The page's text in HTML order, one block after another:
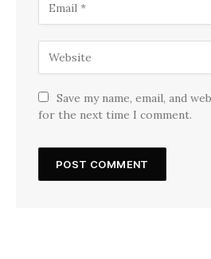
Save my name, email, and
for the next time I comment.